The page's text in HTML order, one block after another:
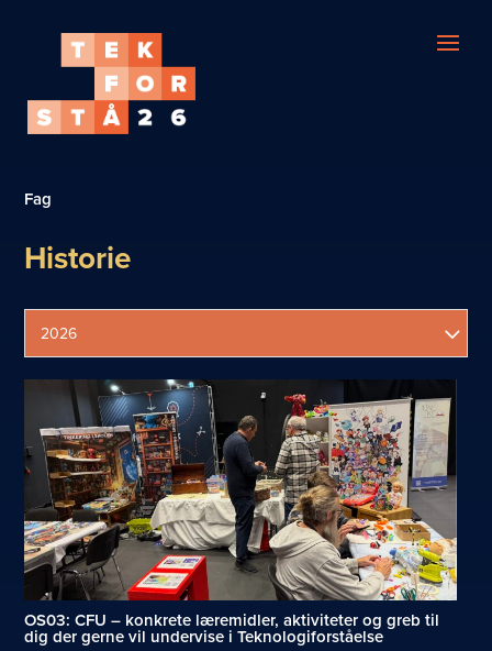
Fag
Historie
2026
OS03: CFU – konkrete læremidler, aktiviteter og greb til
dig der gerne vil undervise i Teknologiforståelse